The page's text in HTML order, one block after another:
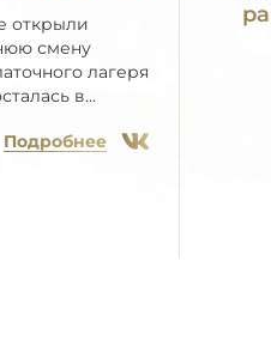
открыли
смену
лагеря
в...
Подробнее